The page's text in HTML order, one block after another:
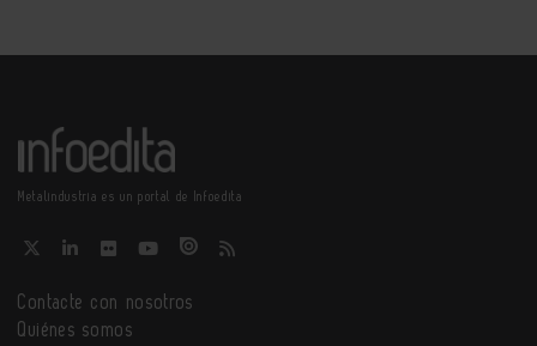
Metalindustria es un portal de Infoedita
Contacte con nosotros
Quiénes somos